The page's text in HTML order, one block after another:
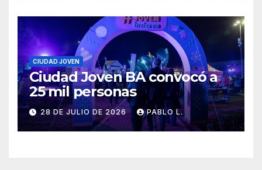
CIUDAD JOVEN
Ciudad Joven BA convocó a
25 mil personas
28 DE JULIO DE 2026 PABLO L.